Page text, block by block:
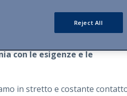
Switzerland.
l’impegno della Svizzera e
con le esigenze e le
in stretto e costante
Reject All